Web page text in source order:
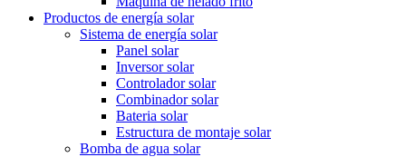
Productos de energía solar
Sistema de energía solar
Panel solar
Inversor solar
Controlador solar
Combinador solar
Bateria solar
Estructura de montaje solar
Bomba de agua solar